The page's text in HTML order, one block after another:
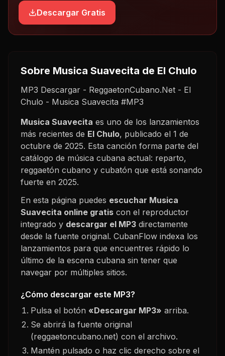
Descargar Gratis
Sobre Musica Suavecita de El Chulo
MP3 Descargar - ReggaetonCubano.Net - El
Chulo - Musica Suavecita #MP3
Musica Suavecita es uno de los lanzamientos
más recientes de El Chulo, publicado el 1 de
octubre de 2025. Esta canción forma parte del
catálogo de música cubana actual: reparto,
reggaetón cubano y cubatón que está sonando
fuerte en 2025.
En esta página puedes escuchar Musica
Suavecita online gratis con el reproductor
integrado y descargar el MP3 directamente
desde la fuente original. CubanFlow indexa los
lanzamientos para que encuentres rápido lo
último de la escena cubana sin tener que
navegar por múltiples sitios.
¿Cómo descargar este MP3?
Pulsa el botón «Descargar MP3» arriba.
Se abrirá la fuente original
(reggaetoncubano.net) con el archivo.
Mantén pulsado o haz clic derecho sobre el